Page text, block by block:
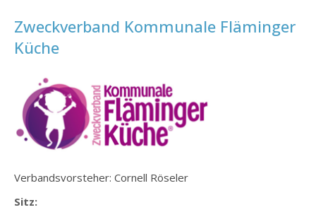
Zweckverband Kommunale Fläminger
Küche
Verbandsvorsteher: Cornell Röseler
Sitz: